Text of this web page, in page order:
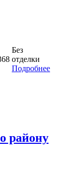
Без
отделки
Подробнее
району